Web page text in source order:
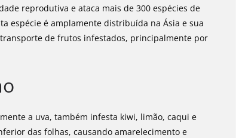
reprodutiva e ataca mais de 300 espécies de
espécie é amplamente distribuída na Ásia e sua
de frutos infestados, principalmente por
a uva, também infesta kiwi, limão, caqui e
das folhas, causando amarelecimento e